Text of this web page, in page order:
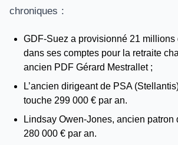
chroniques :
GDF-Suez a provisionné 21 millions
dans ses comptes pour la retraite
ancien PDF Gérard Mestrallet ;
L’ancien dirigeant de PSA
touche 299 000 € par an.
Lindsay Owen-Jones, ancien patron
280 000 € par an.